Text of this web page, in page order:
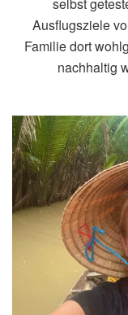
Ausflugsziele
Familie dort
nachhaltig